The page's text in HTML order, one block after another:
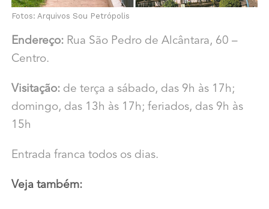
Fotos: Arquivos Sou Petrópolis
Endereço:Rua São Pedro de Alcântara, 60 –
Centro.
Visitação:de terça a sábado, das 9h às 17h;
domingo, das 13h às 17h; feriados, das 9h às
15h
Entrada franca todos os dias.
Veja também: